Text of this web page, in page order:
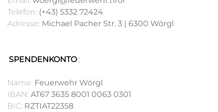
Telefon: (+43) 5332 72424
Adresse: Michael Pacher Str. 3 | 6300 Wörgl
SPENDENKONTO :
Name: Feuerwehr Wörgl
IBAN: AT67 3635 8001 0063 0301
BIC: RZTIAT22358